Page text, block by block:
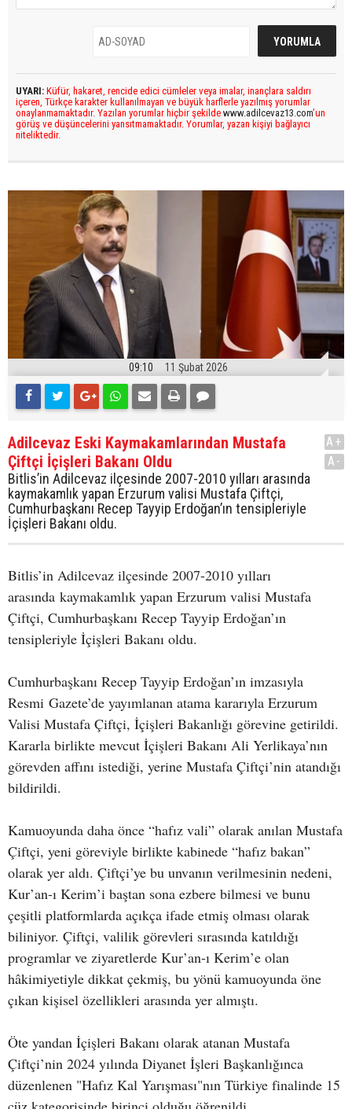
UYARI: Küfür, hakaret, rencide edici cümleler veya imalar, inançlara saldırı
içeren, Türkçe karakter kullanılmayan ve büyük harflerle yazılmış yorumlar
onaylanmamaktadır. Yazılan yorumlar hiçbir şekilde www.adilcevaz13.com’un
görüş ve düşüncelerini yansıtmamaktadır. Yorumlar, yazan kişiyi bağlayıcı
niteliktedir.
09:10 11 Şubat 2026
Adilcevaz Eski Kaymakamlarından Mustafa
Çiftçi İçişleri Bakanı Oldu
Bitlis’in Adilcevaz ilçesinde 2007-2010 yılları arasında
kaymakamlık yapan Erzurum valisi Mustafa Çiftçi,
Cumhurbaşkanı Recep Tayyip Erdoğan’ın tensipleriyle
İçişleri Bakanı oldu.
A+
A-
Bitlis’in Adilcevaz ilçesinde 2007-2010 yılları
arasında kaymakamlık yapan Erzurum valisi Mustafa
Çiftçi, Cumhurbaşkanı Recep Tayyip Erdoğan’ın
tensipleriyle İçişleri Bakanı oldu.
Cumhurbaşkanı Recep Tayyip Erdoğan’ın imzasıyla
Resmi Gazete’de yayımlanan atama kararıyla Erzurum
Valisi Mustafa Çiftçi, İçişleri Bakanlığı görevine getirildi.
Kararla birlikte mevcut İçişleri Bakanı Ali Yerlikaya’nın
görevden affını istediği, yerine Mustafa Çiftçi’nin atandığı
bildirildi.
Kamuoyunda daha önce “hafız vali” olarak anılan Mustafa
Çiftçi, yeni göreviyle birlikte kabinede “hafız bakan”
olarak yer aldı. Çiftçi’ye bu unvanın verilmesinin nedeni,
Kur’an-ı Kerim’i baştan sona ezbere bilmesi ve bunu
çeşitli platformlarda açıkça ifade etmiş olması olarak
biliniyor. Çiftçi, valilik görevleri sırasında katıldığı
programlar ve ziyaretlerde Kur’an-ı Kerim’e olan
hâkimiyetiyle dikkat çekmiş, bu yönü kamuoyunda öne
çıkan kişisel özellikleri arasında yer almıştı.
Öte yandan İçişleri Bakanı olarak atanan Mustafa
Çiftçi’nin 2024 yılında Diyanet İşleri Başkanlığınca
düzenlenen "Hafız Kal Yarışması"nın Türkiye finalinde 15